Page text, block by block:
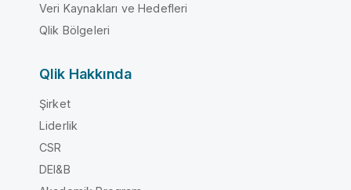
Veri Kaynakları ve Hedefleri
Qlik Bölgeleri
Qlik Hakkında
Şirket
Liderlik
CSR
DEI&B